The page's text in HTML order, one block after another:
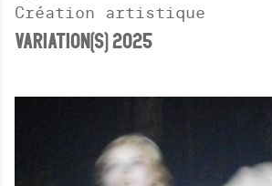
Création artistique
VARIATION(S) 2025